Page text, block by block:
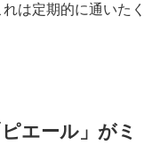
は定期的に通いたく
エール」がミ